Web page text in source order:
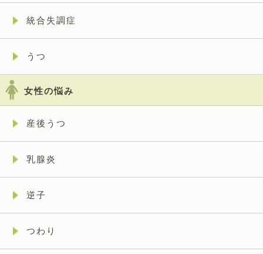
統合失調症
うつ
女性の悩み
産後うつ
乳腺炎
逆子
つわり